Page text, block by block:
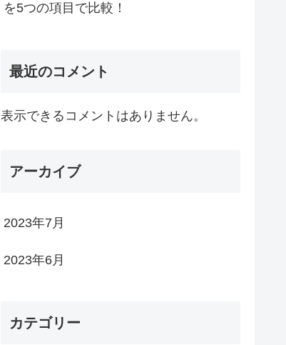
を5つの項目で比較！
最近のコメント
表示できるコメントはありません。
アーカイブ
2023年7月
2023年6月
カテゴリー